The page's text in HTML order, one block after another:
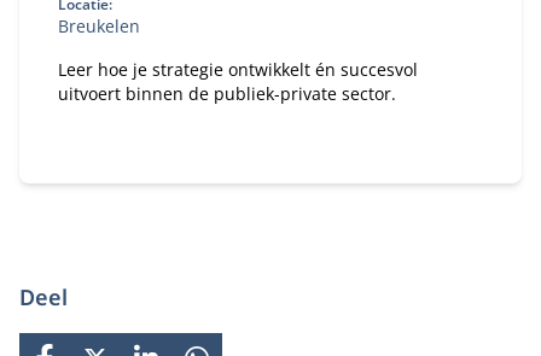
Locatie:
Breukelen
Leer hoe je strategie ontwikkelt én succesvol
uitvoert binnen de publiek-private sector.
Deel